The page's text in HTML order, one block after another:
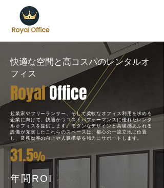
快適な空間と高コスパのレンタルオ
フィス
RoyalOffice
起業家やフリーランサー、そして柔軟なオフィス利用を求める
企業に向けて、快適かつコストパフォーマンスに優れたレンタ
ルオフィスを提供します。モダンなデザインと高級感あふれる
設備が充実したこれらのスペースは、都心の一流立地に位置
し、業務効率の向上や人脈構築を強力にサポートします。
31.5%
年間ROI